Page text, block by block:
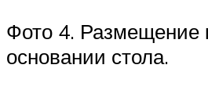
Фото 4. Размещение
основании стола.